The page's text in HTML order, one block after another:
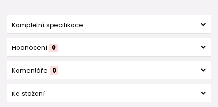
Kompletní specifikace
Hodnocení 0
Komentáře 0
Ke stažení